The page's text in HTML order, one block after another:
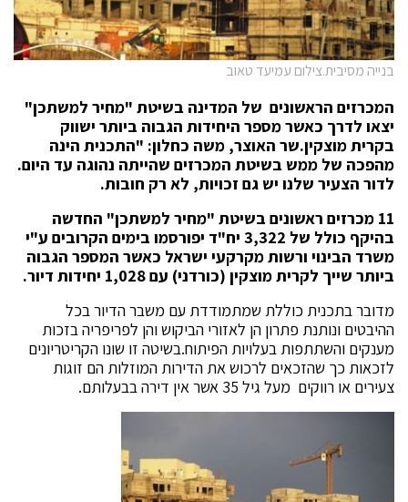
בנייה מסיבית.צילום עמיעד טאוב
המכרזים הראשונים של המדינה בשיטת "מחיר למשתכן"
יצאו לדרך כאשר מספר היחידות הגבוה ביותר ישווק
בקרית מוצקין.שר האוצר, משה כחלון: "התכנית הינה
מהפכה של ממש בשיטת המכרזים שהייתה נהוגה עד היום.
לדור הצעיר שלנו יש גם זכויות, לא רק חובות.
11 מכרזים ראשונים בשיטת "מחיר למשתכן" החדשה
בהיקף כולל של 3,322 יח"ד יפורסמו בימים הקרובים ע"י
משרד הבינוי ורשות מקרקעי ישראל כאשר המספר הגבוה
ביותר שייך לקרית מוצקין (כורדני) עם 1,028 יחידות דיור.
מדובר בתכנית כוללת שמתמודדת עם משבר הדיור בכל
ההיבטים ונותנת פתרון הן לאזורי הביקוש והן לפריפריה בזכות
מענקים והשתתפות בעלויות הפיתוח.בשיטה זו שונו הקריטריונים
לזכאות כך שהזכאים לרכוש את הדירות המוזלות הם זוגות
צעירים או רווקים מעל גיל 35 אשר אין דירה בבעלותם.